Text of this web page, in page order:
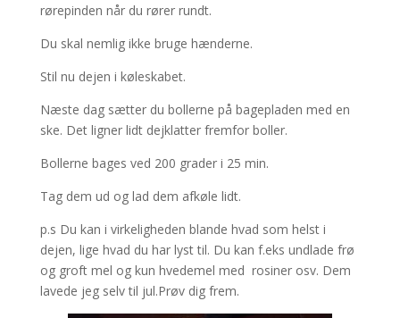
rørepinden når du rører rundt.
Du skal nemlig ikke bruge hænderne.
Stil nu dejen i køleskabet.
Næste dag sætter du bollerne på bagepladen med en
ske. Det ligner lidt dejklatter fremfor boller.
Bollerne bages ved 200 grader i 25 min.
Tag dem ud og lad dem afkøle lidt.
p.s Du kan i virkeligheden blande hvad som helst i
dejen, lige hvad du har lyst til. Du kan f.eks undlade frø
og groft mel og kun hvedemel med rosiner osv. Dem
lavede jeg selv til jul.Prøv dig frem.